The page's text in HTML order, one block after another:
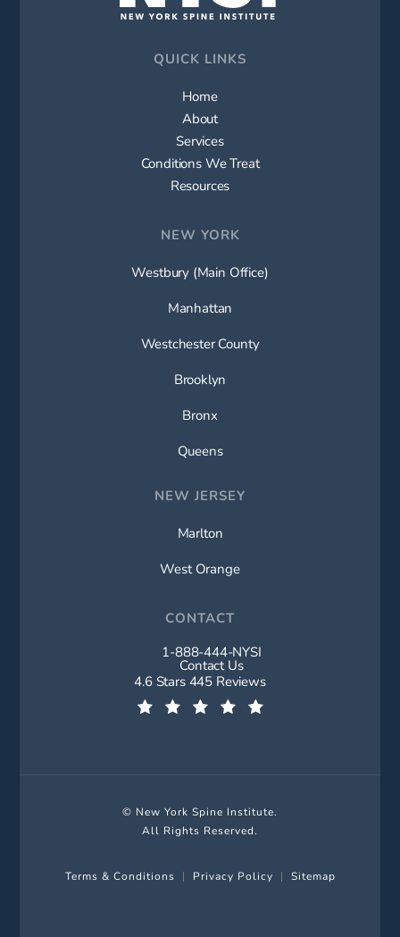
QUICK LINKS
Home
About
Services
Conditions We Treat
Resources
NEW YORK
Westbury (Main Office)
Manhattan
Westchester County
Brooklyn
Bronx
Queens
NEW JERSEY
Marlton
West Orange
CONTACT
Call New York Spine Institute on
1-888-444-NYSI
Contact Us
New York Spine Institute reviews:
4.6 Stars 445 Reviews
© New York Spine Institute.
All Rights Reserved.
Terms & Conditions Privacy Policy Sitemap